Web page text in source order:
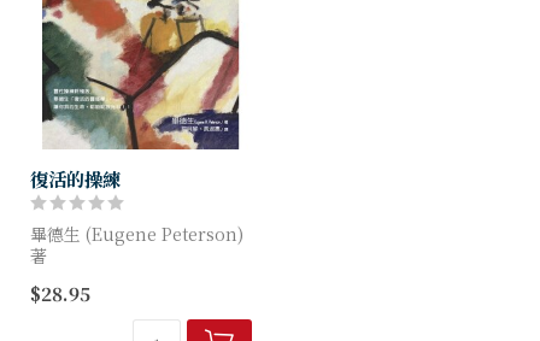
復活的操練
畢德生 (Eugene Peterson)
著
《復活的操練》講的就是一堂
禮物課。這堂課請來了最懂上
$28.95